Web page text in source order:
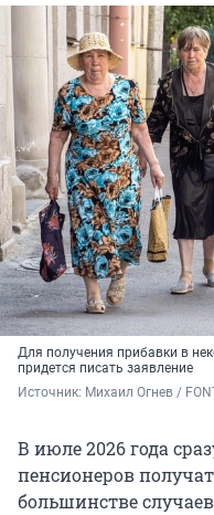
Для получения прибавки в
придется писать заявление
Источник: Михаил Огнев /
В июле 2026 года
пенсионеров
большинстве